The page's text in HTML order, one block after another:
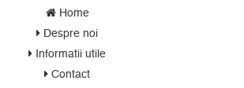
Home
Despre noi
Informatii utile
Contact